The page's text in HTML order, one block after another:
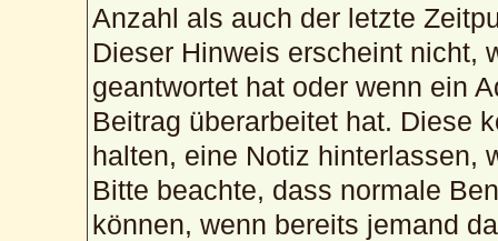
Anzahl als auch der letzte
Dieser Hinweis erscheint nicht,
geantwortet hat oder wenn ein
Beitrag überarbeitet hat. Diese
halten, eine Notiz hinterlassen,
Bitte beachte, dass normale
können, wenn bereits jemand